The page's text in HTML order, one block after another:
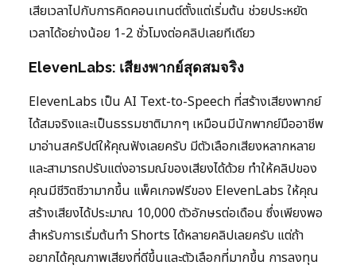
เสียเวลาไปกับการคิดคอนเทนต์ตั้งแต่เริ่มต้น ช่วยประหยัด
เวลาได้อย่างน้อย 1-2 ชั่วโมงต่อคลิปเลยทีเดียว
ElevenLabs: เสียงพากย์สุดสมจริง
ElevenLabs เป็น AI Text-to-Speech ที่สร้างเสียงพากย์
ได้สมจริงและเป็นธรรมชาติมากๆ เหมือนมีนักพากย์มืออาชีพ
มาอ่านสคริปต์ให้คุณฟังเลยครับ มีตัวเลือกเสียงหลากหลาย
และสามารถปรับแต่งอารมณ์ของเสียงได้ด้วย ทำให้คลิปของ
คุณมีชีวิตชีวามากขึ้น แพ็คเกจฟรีของ ElevenLabs ให้คุณ
สร้างเสียงได้ประมาณ 10,000 ตัวอักษรต่อเดือน ซึ่งเพียงพอ
สำหรับการเริ่มต้นทำ Shorts ได้หลายคลิปเลยครับ แต่ถ้า
อยากได้คุณภาพเสียงที่ดีขึ้นและตัวเลือกที่มากขึ้น การลงทุน